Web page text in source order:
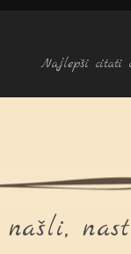
Najlepši citati